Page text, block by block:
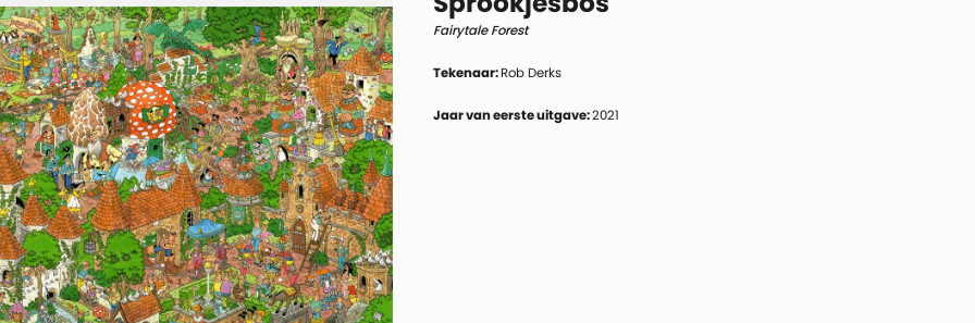
Fairytale Forest
Tekenaar:Rob Derks
Jaar van eerste uitgave:2021